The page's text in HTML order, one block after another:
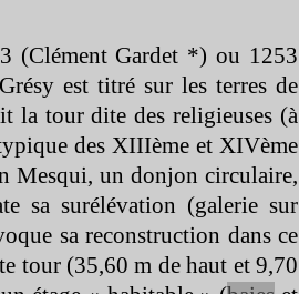
(Clément Gardet *) ou 1253
est titré sur les terres de
la tour dite des religieuses (à
des XIIIème et XIVème
Mesqui, un donjon circulaire,
sa surélévation (galerie sur
sa reconstruction dans ce
tour (35,60 m de haut et 9,70